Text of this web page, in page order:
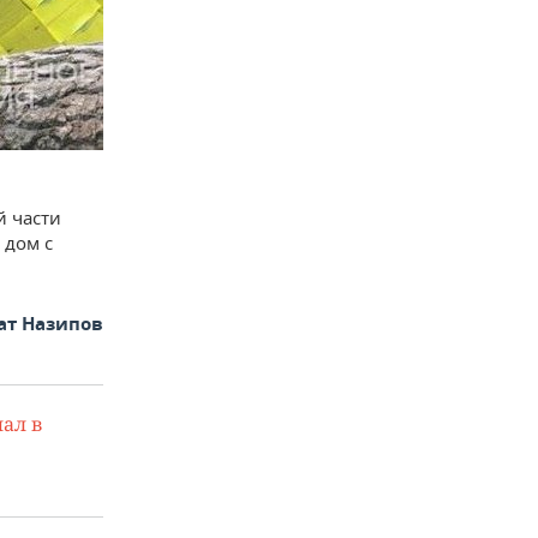
части
дом с
Назипов
в